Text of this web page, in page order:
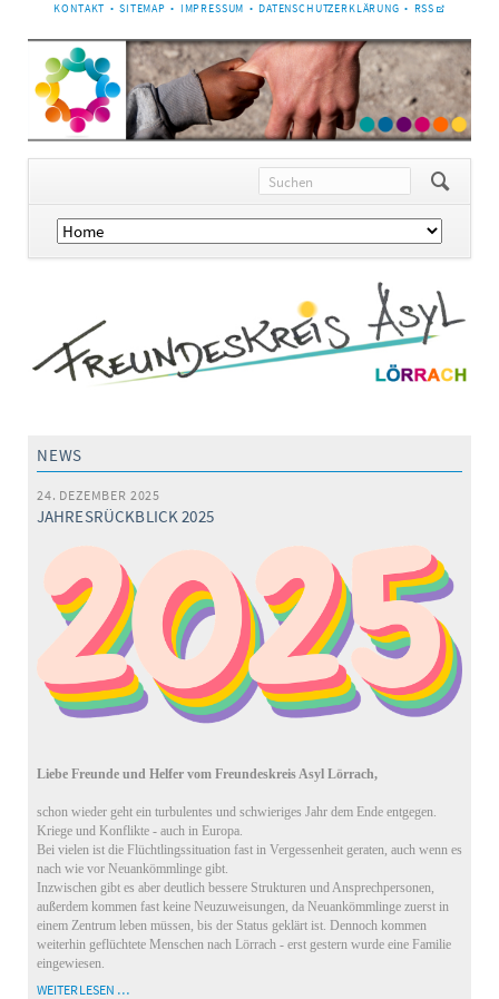
NAVIGATION
KONTAKT SITEMAP IMPRESSUM DATENSCHUTZERKLÄRUNG RSS
Navigation
überspringen
NEWS
24. DEZEMBER 2025
JAHRESRÜCKBLICK 2025
Liebe Freunde und Helfer vom Freundeskreis Asyl Lörrach,
schon wieder geht ein turbulentes und schwieriges Jahr dem Ende entgegen.
Kriege und Konflikte - auch in Europa.
Bei vielen ist die Flüchtlingssituation fast in Vergessenheit geraten, auch wenn es
nach wie vor Neuankömmlinge gibt.
Inzwischen gibt es aber deutlich bessere Strukturen und Ansprechpersonen,
außerdem kommen fast keine Neuzuweisungen, da Neuankömmlinge zuerst in
einem Zentrum leben müssen, bis der Status geklärt ist. Dennoch kommen
weiterhin geflüchtete Menschen nach Lörrach - erst gestern wurde eine Familie
eingewiesen.
WEITERLESEN …JAHRESRÜCKBLICK